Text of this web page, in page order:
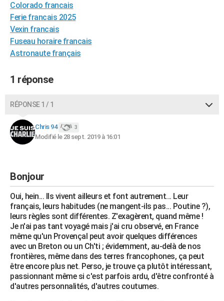
FORUM
Bricolage
Lifestyle
Culture
Sport
Auto
Television
Voyage
Cinema
Colorado francais
Ferie francais 2025
Vexin francais
Fuseau horaire francais
Astronaute français
1 réponse
RÉPONSE 1 / 1
Chris 94 3
Modifié le 28 sept. 2019 à 16:01
Bonjour
Oui, hein... Ils vivent ailleurs et font autrement... Leur
français, leurs habitudes (ne mangent-ils pas... Poutine ?),
leurs règles sont différentes. Z'exagèrent, quand même !
Je n'ai pas tant voyagé mais j'ai cru observé, en France
même qu'un Provençal peut avoir quelques différences
avec un Breton ou un Ch'ti ; évidemment, au-delà de nos
frontières, même dans des terres francophones, ça peut
être encore plus net. Perso, je trouve ça plutôt intéressant,
passionnant même si c'est parfois ardu, d'être confronté à
d'autres personnalités, d'autres coutumes.